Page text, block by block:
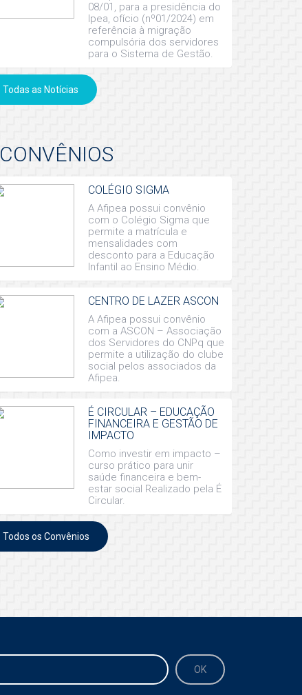
08/01, para a presidência do
Ipea, ofício (nº01/2024) em
referência à migração
compulsória dos servidores
para o Sistema de Gestão.
Todas as Notícias
CONVÊNIOS
COLÉGIO SIGMA
A Afipea possui convênio
com o Colégio Sigma que
permite a matrícula e
mensalidades com
desconto para a Educação
Infantil ao Ensino Médio.
CENTRO DE LAZER ASCON
A Afipea possui convênio
com a ASCON – Associação
dos Servidores do CNPq que
permite a utilização do clube
social pelos associados da
Afipea.
É CIRCULAR – EDUCAÇÃO
FINANCEIRA E GESTÃO DE
IMPACTO
Como investir em impacto –
curso prático para unir
saúde financeira e bem-
estar social Realizado pela É
Circular.
Todos os Convênios